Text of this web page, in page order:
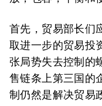
首先，贸易部长们
取进一步的贸易投
张局势失去控制的
售链条上第三国的
制仍然是解决贸易